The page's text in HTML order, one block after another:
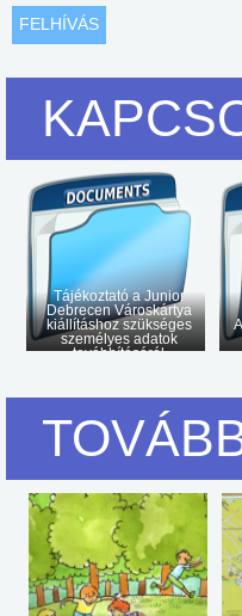
FELHÍVÁS
Tájékoztató a Junior
Debrecen Városkártya
kiállításhoz szükséges
személyes adatok
továbbításáról